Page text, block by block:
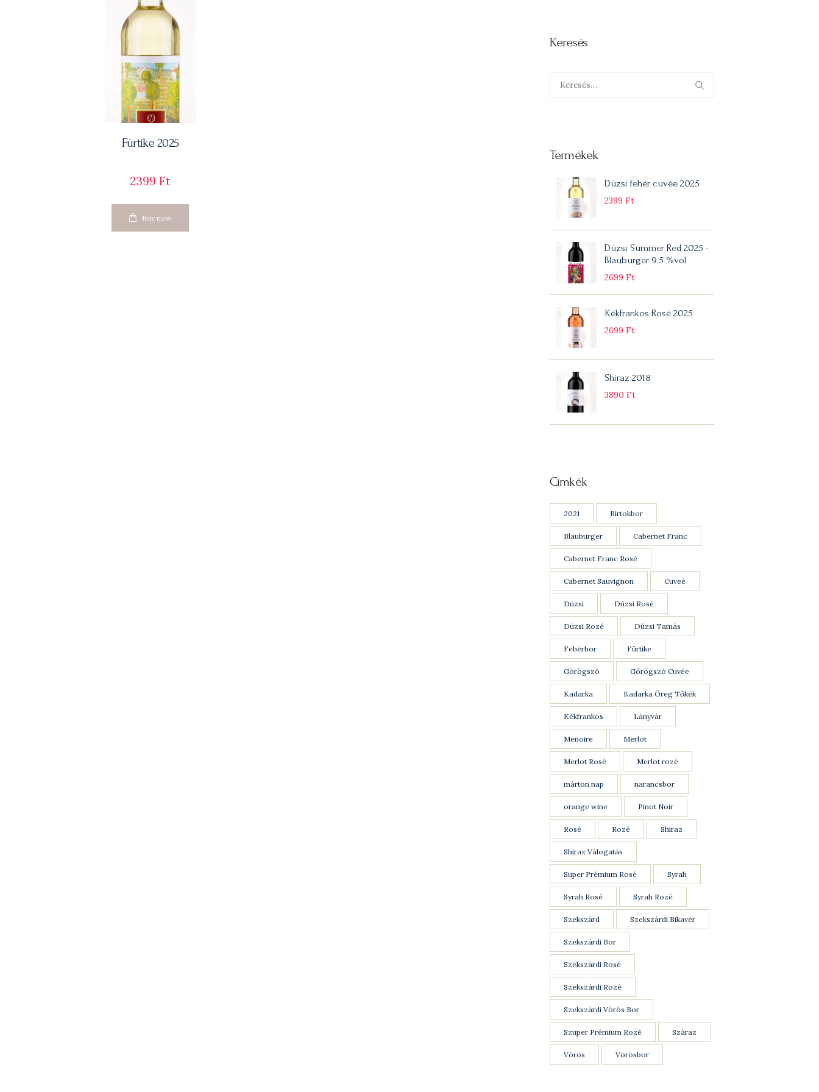
Fürtike 2025
2399 Ft
Buy now
Keresés
Keresés:
Termékek
Dúzsi fehér cuvée 2025
2399 Ft
Dúzsi Summer Red 2025 -
Blauburger 9.5 %vol
2699 Ft
Kékfrankos Rosé 2025
2699 Ft
Shiraz 2018
3890 Ft
Címkék
2021 Birtokbor
Blauburger Cabernet Franc
Cabernet Franc Rosé
Cabernet Sauvignon Cuveé
Dúzsi Dúzsi Rosé
Dúzsi Rozé Dúzsi Tamás
Fehérbor Fürtike
Görögszó Görögszó Cuvée
Kadarka Kadarka Öreg Tőkék
Kékfrankos Lányvár
Menoire Merlot
Merlot Rosé Merlot rozé
márton nap narancsbor
orange wine Pinot Noir
Rosé Rozé Shiraz
Shiraz Válogatás
Super Prémium Rosé Syrah
Syrah Rosé Syrah Rozé
Szekszárd Szekszárdi Bikavér
Szekszárdi Bor
Szekszárdi Rosé
Szekszárdi Rozé
Szekszárdi Vörös Bor
Szuper Prémium Rozé Száraz
Vörös Vörösbor